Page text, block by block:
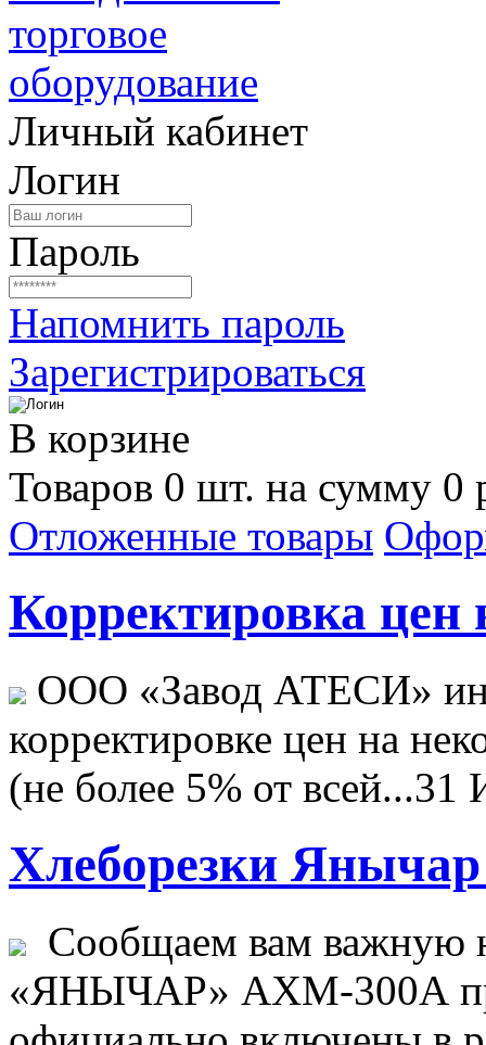
Личный кабинет
Логин
Пароль
Напомнить пароль
Зарегистрироваться
В корзине
Товаров 0 шт. на сумму 0
Отложенные товары
Корректировка цен
ООО «Завод АТЕСИ»
корректировке цен на
(не более 5% от всей...31
Хлеборезки Янычар
Сообщаем вам важную
«ЯНЫЧАР» АХМ-300А